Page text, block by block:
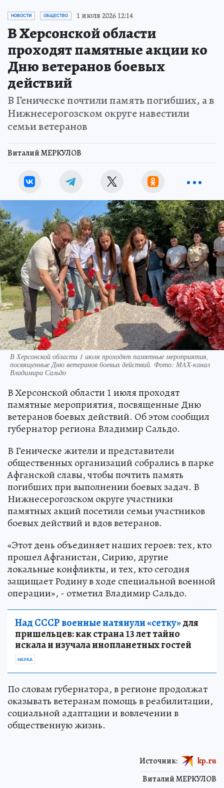
НОВОСТИ ОБЩЕСТВО 1 июля 2026 12:14
В Херсонской области
проходят памятные акции ко
Дню ветеранов боевых
действий
В Геническе почтили память погибших, а в
Нижнесерогозском округе навестили
семьи ветеранов
Виталий МЕРКУЛОВ
В Херсонской области 1 июля проходят памятные мероприятия,
посвященные Дню ветеранов боевых действий. Фото: MAX-канал
Владимира Сальдо
В Херсонской области 1 июля проходят
памятные мероприятия, посвященные Дню
ветеранов боевых действий. Об этом сообщил
губернатор региона Владимир Сальдо.
В Геническе жители и представители
общественных организаций собрались в парке
Афганской славы, чтобы почтить память
погибших при выполнении боевых задач. В
Нижнесерогозском округе участники
памятных акций посетили семьи участников
боевых действий и вдов ветеранов.
«Этот день объединяет наших героев: тех, кто
прошел Афганистан, Сирию, другие
локальные конфликты, и тех, кто сегодня
защищает Родину в ходе специальной военной
операции», - отметил Владимир Сальдо.
Над СССР военные натянули «сетку»для
пришельцев: как страна 13 лет тайно
искала и изучала инопланетных гостей
НАУКА
По словам губернатора, в регионе продолжат
оказывать ветеранам помощь в реабилитации,
социальной адаптации и вовлечении в
общественную жизнь.
Виталий МЕРКУЛОВ
Источник: kp.ru